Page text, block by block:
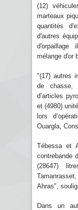
(12)
marteaux
quantités
d'autres
mélange d'or
"(17) autres
de chasse,
d’articles
et (4980)
lors
Ouargla,
Tébessa et
contrebande
(28647)
Ahras",
Dans un